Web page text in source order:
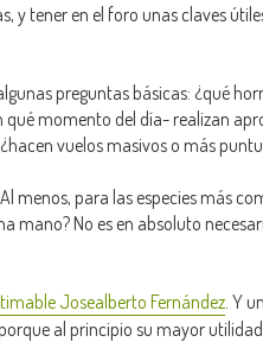
y tener en el foro unas claves
preguntas básicas: ¿qué
qué momento del día- realizan
vuelos masivos o más
menos, para las especies más
mano? No es en absoluto
Josealberto Fernández . Y
al principio su mayor